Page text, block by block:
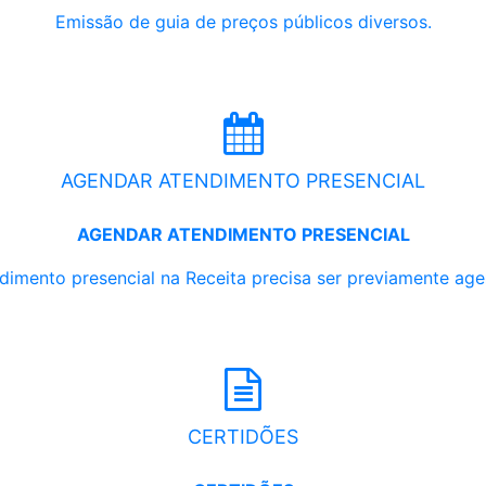
Emissão de guia de preços públicos diversos.
AGENDAR ATENDIMENTO PRESENCIAL
AGENDAR ATENDIMENTO PRESENCIAL
presencial na Receita precisa ser previamente
CERTIDÕES